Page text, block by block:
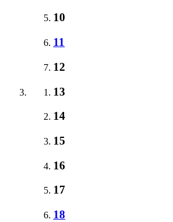
10
11
12
13
14
15
16
17
18